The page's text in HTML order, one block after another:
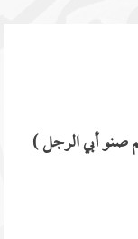
صنو أبي الرجل )